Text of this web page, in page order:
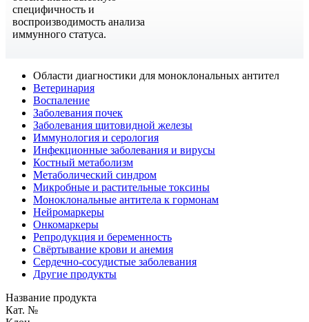
специфичность и
воспроизводимость анализа
иммунного статуса.
Области диагностики для моноклональных антител
Ветеринария
Воспаление
Заболевания почек
Заболевания щитовидной железы
Иммунология и серология
Инфекционные заболевания и вирусы
Костный метаболизм
Метаболический синдром
Микробные и растительные токсины
Моноклональные антитела к гормонам
Нейромаркеры
Онкомаркеры
Репродукция и беременность
Свёртывание крови и анемия
Сердечно-сосудистые заболевания
Другие продукты
Название продукта
Кат. №